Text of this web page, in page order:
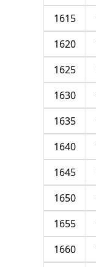
1615
1620
1625
1630
1635
1640
1645
1650
1655
1660